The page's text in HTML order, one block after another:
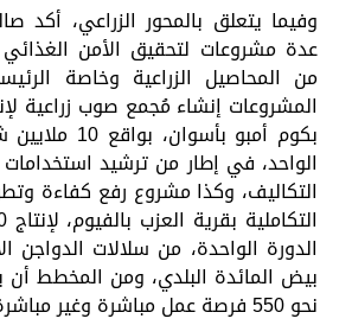
وفيما يتعلق بالمحور الزراعي، أكد
عدة مشروعات لتحقيق الأمن الغذائي
من المحاصيل الزراعية وخاصة
المشروعات إنشاء مُجمع صوب زراعية
بكوم أمبو
الواحد، في إطار من ترشيد
التكاليف، وكذا مشروع رفع كفاءة
الدورة الواحدة، من سلالات الدواجن
بيض المائدة البلدي، ومن المخطط أن
نحو 550 فرصة عمل مباشرة وغير مباشرة .